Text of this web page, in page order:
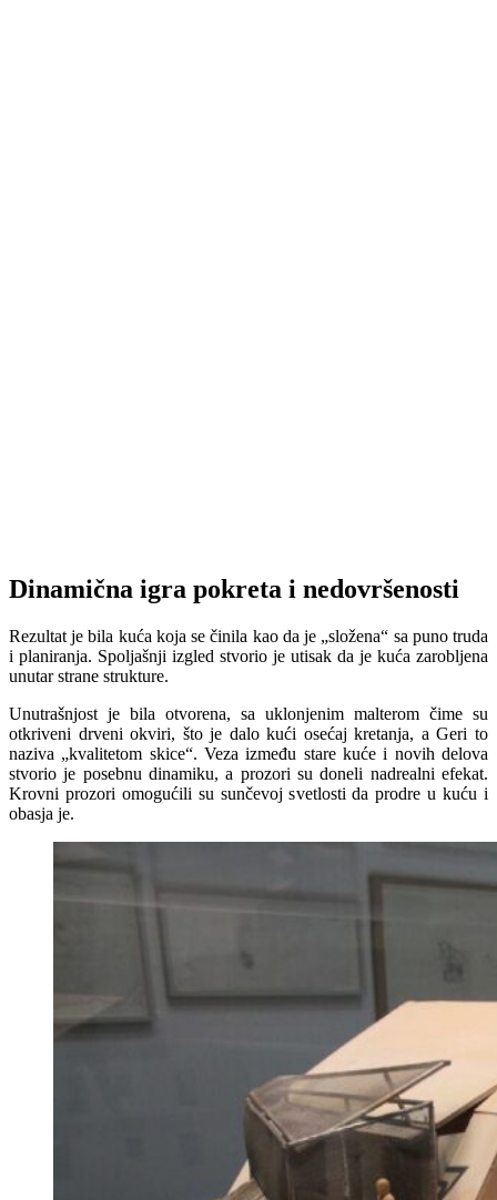
Dinamična igra pokreta i nedovršenosti
Rezultat je bila kuća koja se činila kao da je „složena“ sa puno truda
i planiranja. Spoljašnji izgled stvorio je utisak da je kuća zarobljena
unutar strane strukture.
Unutrašnjost je bila otvorena, sa uklonjenim malterom čime su
otkriveni drveni okviri, što je dalo kući osećaj kretanja, a Geri to
naziva „kvalitetom skice“. Veza između stare kuće i novih delova
stvorio je posebnu dinamiku, a prozori su doneli nadrealni efekat.
Krovni prozori omogućili su sunčevoj svetlosti da prodre u kuću i
obasja je.